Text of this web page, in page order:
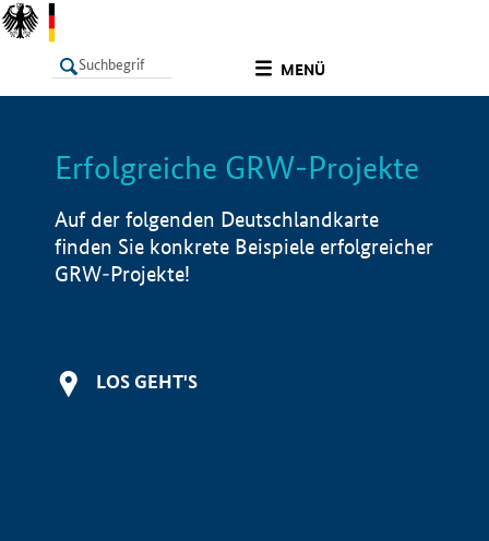
MENÜ
LISTE Info
Erfolgreiche GRW-Projekte
Auf der folgenden Deutschlandkarte
finden Sie konkrete Beispiele erfolgreicher
GRW-Projekte!
LOS GEHT'S